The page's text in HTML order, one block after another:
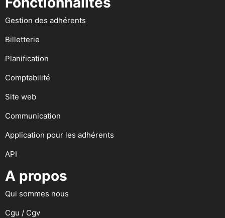
Gestion des adhérents
Billetterie
Planification
Comptabilité
Site web
Communication
Application pour les adhérents
API
A propos
Qui sommes nous
Cgu / Cgv